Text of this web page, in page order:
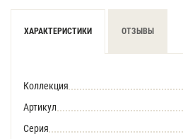
ХАРАКТЕРИСТИКИ ОТЗЫВЫ
Коллекция
Артикул
Серия